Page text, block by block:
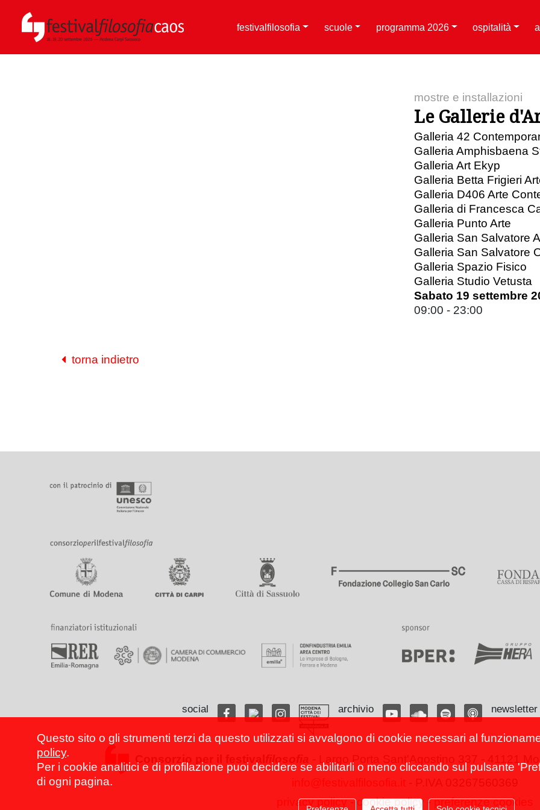
festivalfilosofia scuole programma 2026 ospitalità
mostre e installazioni
Le Gallerie
Galleria 42
Galleria Amphisbaena
Galleria Art Ekyp
Galleria Betta Frigieri
Galleria D406 Arte
Galleria di Francesca
Galleria Punto Arte
Galleria San Salvatore
Galleria San Salvatore
Galleria Spazio Fisico
Galleria Studio Vetusta
Sabato 19 settembre
09:00 - 23:00
torna indietro
social archivio newsletter
privacy policy- cookie policy -preferenze cookies
Questo sito o gli strumenti terzi da questo utilizzati si avvalgono di cookie necessari al
policy.
Per i cookie analitici e di profilazione puoi decidere se abilitarli o meno cliccando sul pulsante
di ogni pagina.